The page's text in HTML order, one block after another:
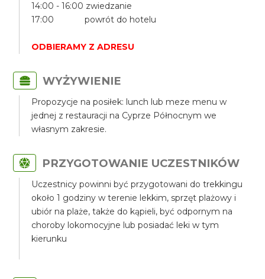
14:00 - 16:00 zwiedzanie
17:00 powrót do hotelu
ODBIERAMY Z ADRESU
WYŻYWIENIE
Propozycje na posiłek: lunch lub meze menu w
jednej z restauracji na Cyprze Północnym we
własnym zakresie.
PRZYGOTOWANIE UCZESTNIKÓW
Uczestnicy powinni być przygotowani do trekkingu
około 1 godziny w terenie lekkim, sprzęt plażowy i
ubiór na plaże, także do kąpieli, być odpornym na
choroby lokomocyjne lub posiadać leki w tym
kierunku